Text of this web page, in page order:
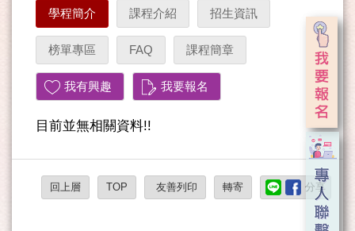
學程簡介 課程介紹 招生資訊
榜單專區 FAQ 課程簡章
我有興趣 我要報名
目前並無相關資料!!
回上層 TOP 友善列印 轉寄 分享